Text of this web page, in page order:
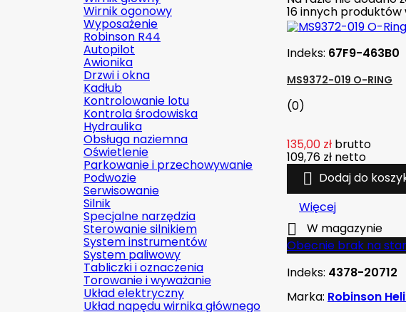
Wirnik ogonowy
Wyposażenie
Robinson R44
Autopilot
Awionika
Drzwi i okna
Kadłub
Kontrolowanie lotu
Kontrola środowiska
Hydraulika
Obsługa naziemna
Oświetlenie
Parkowanie i przechowywanie
Podwozie
Serwisowanie
Silnik
Specjalne narzędzia
Sterowanie silnikiem
System instrumentów
System paliwowy
Tabliczki i oznaczenia
Torowanie i wyważanie
Układ elektryczny
Układ napędu wirnika głównego
16 innych
Indeks: 67F9-463B0
MS9372-019 O-RING
(0)
135,00 zł brutto
109,76 zł netto
 Dodaj do
Więcej

W magazynie
Obecnie brak na
Indeks: 4378-20712
Marka: Robinson